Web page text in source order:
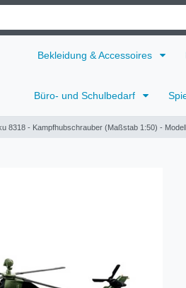
Bekleidung & Accessoires
Büro- und Schulbedarf
8318 - Kampfhubschrauber (Maßstab 1:50) -